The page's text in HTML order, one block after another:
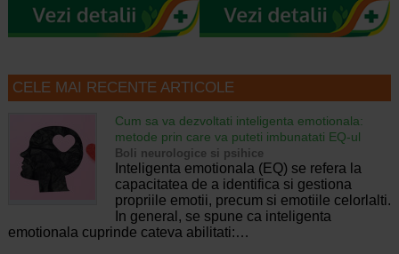
CELE MAI RECENTE ARTICOLE
Cum sa va dezvoltati inteligenta emotionala:
metode prin care va puteti imbunatati EQ-ul
Boli neurologice si psihice
Inteligenta emotionala (EQ) se refera la
capacitatea de a identifica si gestiona
propriile emotii, precum si emotiile celorlalti.
In general, se spune ca inteligenta
emotionala cuprinde cateva abilitati:…